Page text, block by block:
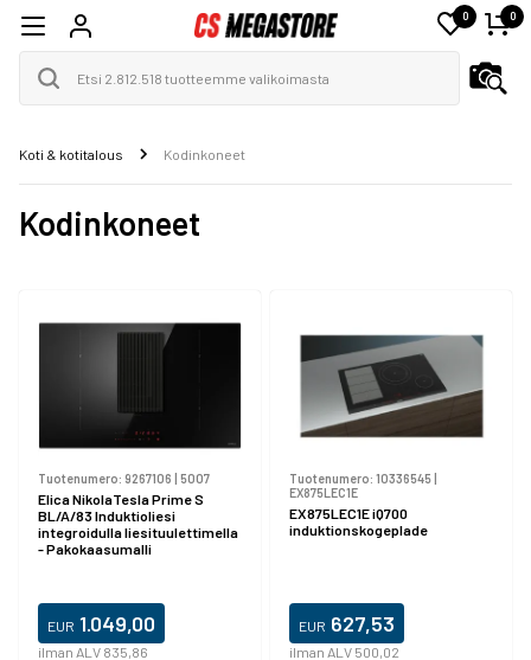
0 0
Koti & kotitalous Kodinkoneet
Kodinkoneet
Tuotenumero: 9267106 | 5007
Elica NikolaTesla Prime S
BL/A/83 Induktioliesi
integroidulla liesituulettimella
- Pakokaasumalli
EUR 1.049,00
ilman ALV 835,86
Tuotenumero: 10336545|
EX875LEC1E
EX875LEC1E iQ700
induktionskogeplade
EUR 627,53
ilman ALV 500,02